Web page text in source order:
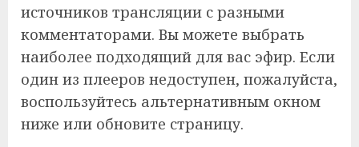
источников трансляции с разными
комментаторами. Вы можете выбрать
наиболее подходящий для вас эфир. Если
один из плееров недоступен, пожалуйста,
воспользуйтесь альтернативным окном
ниже или обновите страницу.